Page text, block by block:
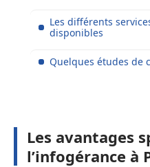
Les différents
disponibles
Quelques études de
Les avantages
l’infogérance à